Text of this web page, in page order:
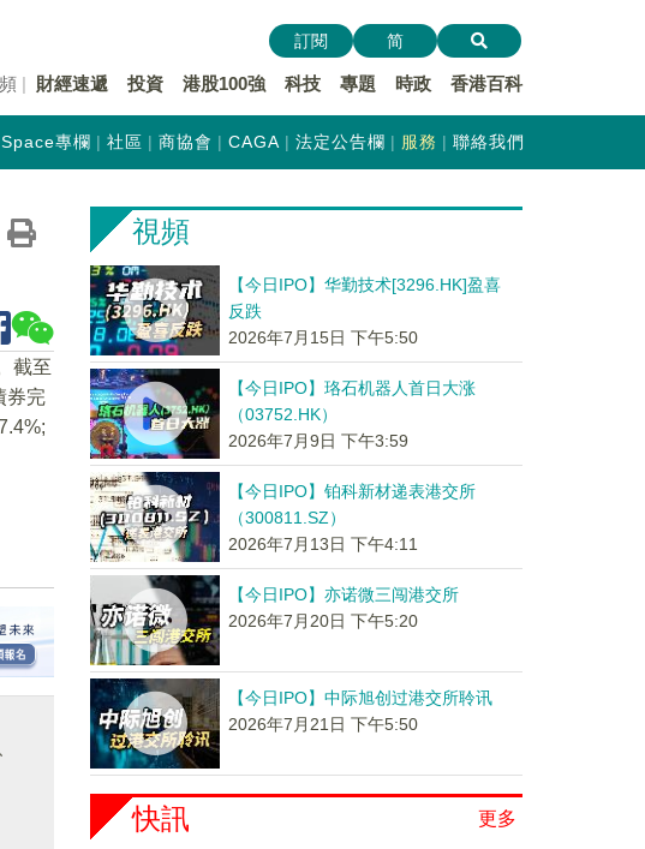
財經速遞 投資 港股100強 科技 專題 時政 香港百科
訂閱 简
專欄 社區 商協會 CAGA 法定公告欄 服務 聯絡我們
截至
券完
視頻
【今日IPO】华勤技术[3296.HK]盈喜
反跌
2026年7月15日 下午5:50
【今日IPO】珞石机器人首日大涨
（03752.HK）
2026年7月9日 下午3:59
【今日IPO】铂科新材递表港交所
（300811.SZ）
2026年7月13日 下午4:11
【今日IPO】亦诺微三闯港交所
2026年7月20日 下午5:20
【今日IPO】中际旭创过港交所聆讯
2026年7月21日 下午5:50
更多
快訊